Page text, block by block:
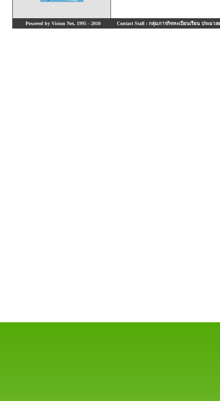
Powered by Vision Net, 1995 - 2010 Contact Staff : กลุ่มภารกิจทะเบียนเรียน ประมวล